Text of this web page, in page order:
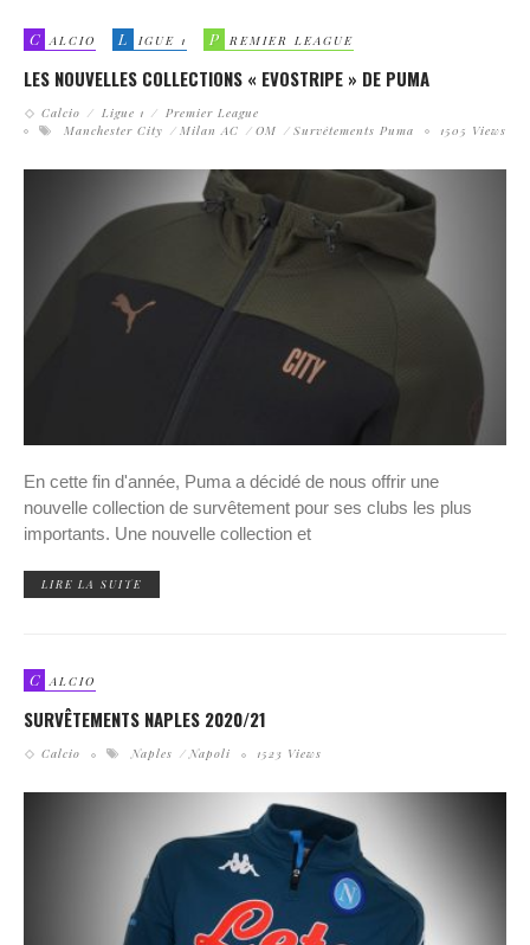
C ALCIO L IGUE 1 P REMIER LEAGUE
LES NOUVELLES COLLECTIONS « EVOSTRIPE » DE PUMA
Calcio Ligue 1
Premier League
Manchester City
Milan AC OM Survêtements Puma 1505 Views
En cette fin d'année, Puma a décidé de nous offrir une
nouvelle collection de survêtement pour ses clubs les plus
importants. Une nouvelle collection et
LIRE LA SUITE
C ALCIO
SURVÊTEMENTS NAPLES 2020/21
Calcio Naples Napoli 1523 Views